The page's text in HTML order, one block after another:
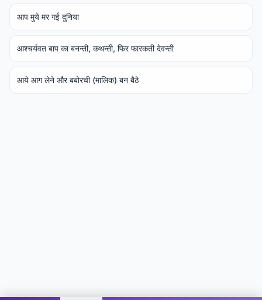
आप मुये मर गई दुनिया
आश्चर्यवत बाप का बनन्ती, कथन्ती, फिर फारकती देवन्ती
आये आग लेने और बबोरची (मालिक) बन बैठे